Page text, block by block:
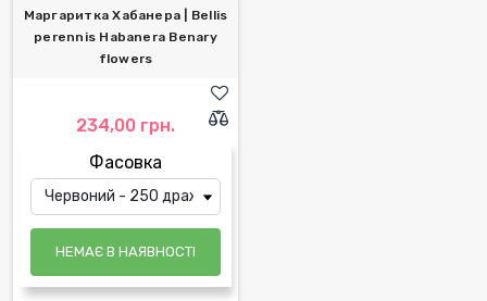
Маргаритка Хабанера | Bellis
perennis Habanera Benary
flowers
234,00 грн.
Фасовка
НЕМАЄ В НАЯВНОСТІ